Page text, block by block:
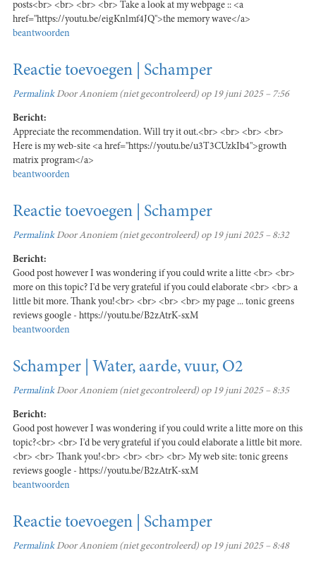
posts<br> <br> <br> <br> Take a look at my webpage :: <a
href="https://youtu.be/eigKnlmf4JQ">the memory wave</a>
beantwoorden
Reactie toevoegen | Schamper
PermalinkDoorAnoniem (niet gecontroleerd) op 19 juni 2025 – 7:56
Bericht:
Appreciate the recommendation. Will try it out.<br> <br> <br> <br>
Here is my web-site <a href="https://youtu.be/u3T3CUzkIb4">growth
matrix program</a>
beantwoorden
Reactie toevoegen | Schamper
PermalinkDoorAnoniem (niet gecontroleerd) op 19 juni 2025 – 8:32
Bericht:
Good post however I was wondering if you could write a litte <br> <br>
more on this topic? I'd be very grateful if you could elaborate <br> <br> a
little bit more. Thank you!<br> <br> <br> <br> my page ... tonic greens
reviews google - https://youtu.be/B2zAtrK-sxM
beantwoorden
Schamper | Water, aarde, vuur, O2
PermalinkDoorAnoniem (niet gecontroleerd) op 19 juni 2025 – 8:35
Bericht:
Good post however I was wondering if you could write a litte more on this
topic?<br> <br> I'd be very grateful if you could elaborate a little bit more.
<br> <br> Thank you!<br> <br> <br> <br> My web site: tonic greens
reviews google - https://youtu.be/B2zAtrK-sxM
beantwoorden
Reactie toevoegen | Schamper
PermalinkDoorAnoniem (niet gecontroleerd) op 19 juni 2025 – 8:48